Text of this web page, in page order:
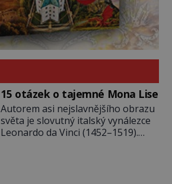
15 otázek o tajemné Mona Lise
Autorem asi nejslavnějšího obrazu
světa je slovutný italský vynálezce
Leonardo da Vinci (1452–1519).